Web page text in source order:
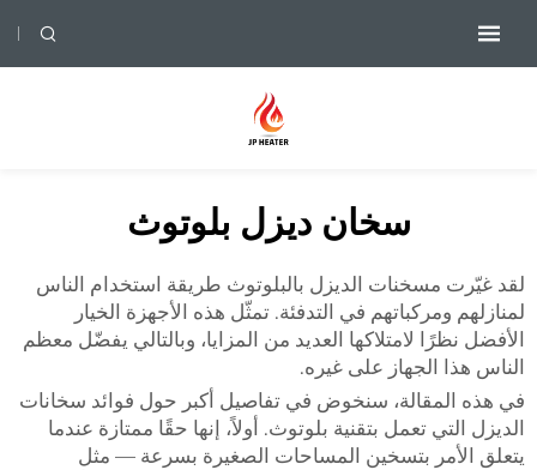
سخان ديزل بلوتوث
لقد غيّرت مسخنات الديزل بالبلوتوث طريقة استخدام الناس
لمنازلهم ومركباتهم في التدفئة. تمثّل هذه الأجهزة الخيار
الأفضل نظرًا لامتلاكها العديد من المزايا، وبالتالي يفضّل معظم
الناس هذا الجهاز على غيره.
في هذه المقالة، سنخوض في تفاصيل أكبر حول فوائد سخانات
الديزل التي تعمل بتقنية بلوتوث. أولاً، إنها حقًا ممتازة عندما
يتعلق الأمر بتسخين المساحات الصغيرة بسرعة — مثل